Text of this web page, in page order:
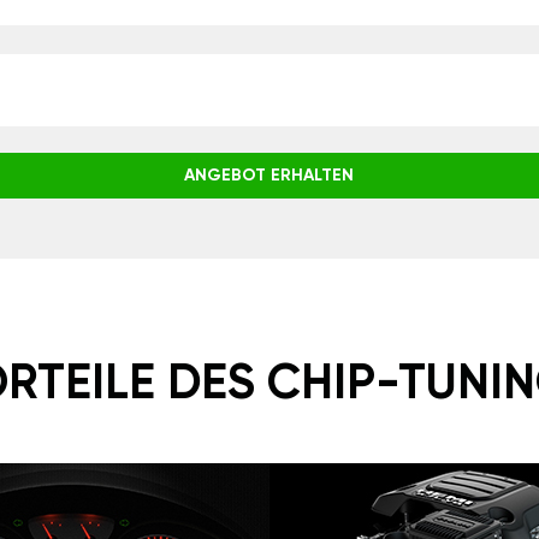
ANGEBOT ERHALTEN
DES CHIP-